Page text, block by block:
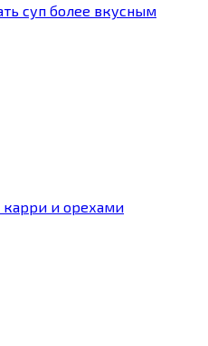
суп более вкусным
и орехами